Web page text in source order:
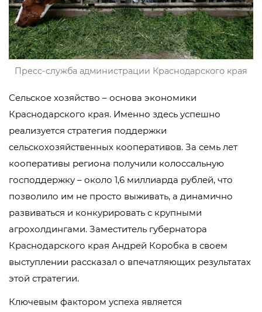
Пресс-служба администрации Краснодарского края
Сельское хозяйство – основа экономики
Краснодарского края. Именно здесь успешно
реализуется стратегия поддержки
сельскохозяйственных кооперативов. За семь лет
кооперативы региона получили колоссальную
господдержку – около 1,6 миллиарда рублей, что
позволило им не просто выживать, а динамично
развиваться и конкурировать с крупными
агрохолдингами. Заместитель губернатора
Краснодарского края Андрей Коробка в своем
выступлении рассказал о впечатляющих результатах
этой стратегии.
Ключевым фактором успеха является